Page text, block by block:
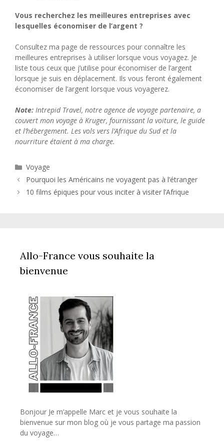
Vous recherchez les meilleures entreprises avec
lesquelles économiser de l’argent ?
Consultez ma page de ressources pour connaître les
meilleures entreprises à utiliser lorsque vous voyagez. Je
liste tous ceux que j’utilise pour économiser de l’argent
lorsque je suis en déplacement. Ils vous feront également
économiser de l’argent lorsque vous voyagerez.
Note: Intrepid Travel, notre agence de voyage partenaire, a
couvert mon voyage à Kruger, fournissant la voiture, le guide
et l’hébergement. Les vols vers l’Afrique du Sud et la
nourriture étaient à ma charge.
Catégories
Voyage
Pourquoi les Américains ne voyagent pas à l’étranger
10 films épiques pour vous inciter à visiter l’Afrique
Allo-France vous souhaite la
bienvenue
Bonjour Je m’appelle Marc et je vous souhaite la
bienvenue sur mon blog où je vous partage ma passion
du voyage…